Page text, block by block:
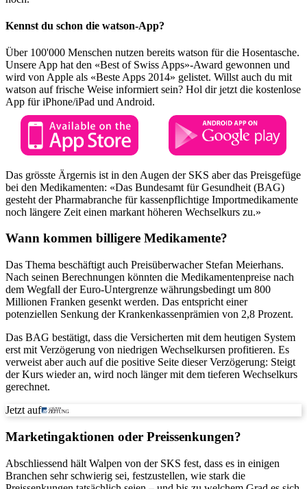
Kennst du schon die watson-App?
Über 100'000 Menschen nutzen bereits watson für die Hosentasche.
Unsere App hat den «Best of Swiss Apps»-Award gewonnen und
wird von Apple als «Beste Apps 2014» gelistet. Willst auch du mit
watson auf frische Weise informiert sein? Hol dir jetzt die kostenlose
App für iPhone/iPad und Android.
Das grösste Ärgernis ist in den Augen der SKS aber das Preisgefüge
bei den Medikamenten: «Das Bundesamt für Gesundheit (BAG)
gesteht der Pharmabranche für kassenpflichtige Importmedikamente
noch längere Zeit einen markant höheren Wechselkurs zu.»
Wann kommen billigere Medikamente?
Das Thema beschäftigt auch Preisüberwacher Stefan Meierhans.
Nach seinen Berechnungen könnten die Medikamentenpreise nach
dem Wegfall der Euro-Untergrenze währungsbedingt um 800
Millionen Franken gesenkt werden. Das entspricht einer
potenziellen Senkung der Krankenkassenprämien von 2,8 Prozent.
Das BAG bestätigt, dass die Versicherten mit dem heutigen System
erst mit Verzögerung von niedrigen Wechselkursen profitieren. Es
verweist aber auch auf die positive Seite dieser Verzögerung: Steigt
der Kurs wieder an, wird noch länger mit dem tieferen Wechselkurs
gerechnet.
Jetzt auf
Marketingaktionen oder Preissenkungen?
Abschliessend hält Walpen von der SKS fest, dass es in einigen
Branchen sehr schwierig sei, festzustellen, wie stark die